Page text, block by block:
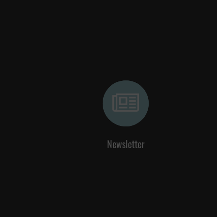
Newsletter